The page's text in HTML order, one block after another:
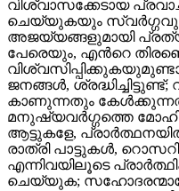
വിശ്വാസക്കേടായ
ചെയ്യുകയും സ്വർഗ്ഗവും
അജയ്യങ്ങളുമായി
പേരെയും, എന്‍റെ
ജനങ്ങൾ,
കാണുന്നതും കേൾക്കുന്നത്
മനുഷ്യവർഗ്ഗത്തെ
ആട്ടുകളേ,
രാത്രി പാട്ടുകൾ,
എന്നിവയിലൂടെ
ചെയ്യുക;